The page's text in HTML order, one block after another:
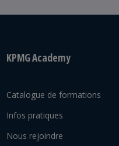
KPMG Academy
Catalogue de formations
Infos pratiques
Nous rejoindre